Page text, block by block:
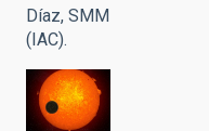
Díaz, SMM
(IAC).